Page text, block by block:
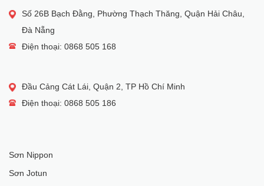
Số 26B Bạch Đằng, Phường Thạch Thăng, Quận Hải Châu,
Đà Nẵng
Điện thoại: 0868 505 168
Đầu Cảng Cát Lái, Quận 2, TP Hồ Chí Minh
Điện thoại: 0868 505 186
Sơn Nippon
Sơn Jotun